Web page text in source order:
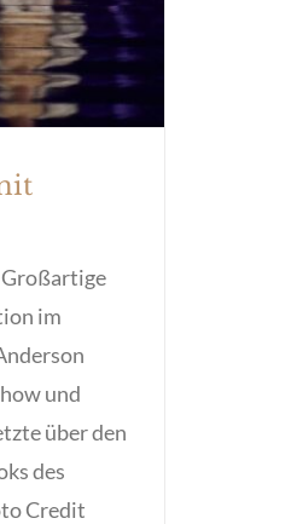
im
und
über den
des
Credit